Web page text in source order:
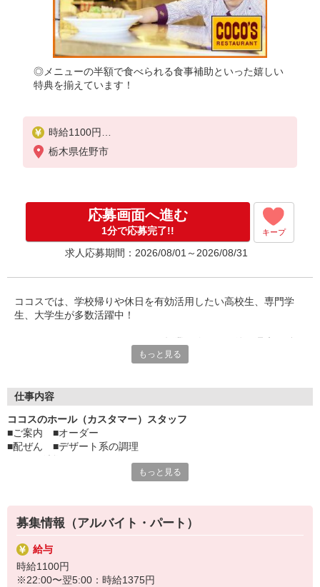
◎メニューの半額で食べられる食事補助といった嬉しい
特典を揃えています！
時給1100円
※22:00〜翌5:00：時給1375円
※高校生時給1070円
早朝手当（5:00〜8:00）時給＋50円
栃木県佐野市
応募画面へ進む
1分で応募完了!! キープ
求人応募期間：2026/08/01～2026/08/31
ココスでは、学校帰りや休日を有効活用したい高校生、専門学
生、大学生が多数活躍中！
て、学業とアルバイトを無理なく両立できます。
トの時間もしっかり確保。未経験でも大歓迎！先輩スタッフがし
楽しい職場で、新しい経験を積みながら、学生生活をもっと充実
させよう！
すき家・はま寿司など、ゼンショーグループで使える割引制度あ
もっと見る
仕事内容
ココスのホール（カスタマー）スタッフ
■ご案内 ■オーダー
■配ぜん ■デザート系の調理
など、ホール（カスタマー）業務をお願いします。
詳しいマニュアルで学べます。
もっと見る
募集情報（アルバイト・パート）
給与
時給1100円
※22:00〜翌5:00：時給1375円